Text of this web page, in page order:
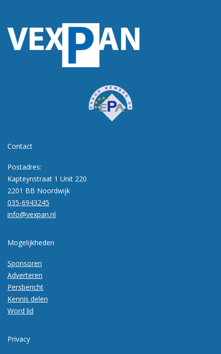
Contact
Postadres:
Kapteynstraat 1 Unit 220
2201 BB Noordwijk
035-6943245
info@vexpan.nl
Mogelijkheden
Sponsoren
Adverteren
Persbericht
Kennis delen
Word lid
Privacy